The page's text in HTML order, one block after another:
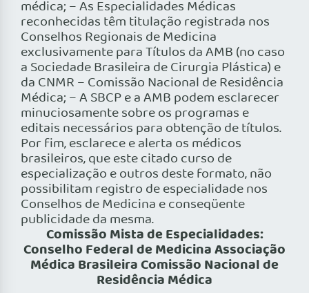
médica; – As Especialidades Médicas
reconhecidas têm titulação registrada nos
Conselhos Regionais de Medicina
exclusivamente para Títulos da AMB (no caso
a Sociedade Brasileira de Cirurgia Plástica) e
da CNMR – Comissão Nacional de Residência
Médica; – A SBCP e a AMB podem esclarecer
minuciosamente sobre os programas e
editais necessários para obtenção de títulos.
Por fim, esclarece e alerta os médicos
brasileiros, que este citado curso de
especialização e outros deste formato, não
possibilitam registro de especialidade nos
Conselhos de Medicina e conseqüente
publicidade da mesma.
Comissão Mista de Especialidades:
Conselho Federal de Medicina Associação
Médica Brasileira Comissão Nacional de
Residência Médica